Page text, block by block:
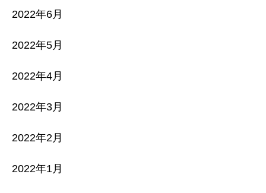
2022年6月
2022年5月
2022年4月
2022年3月
2022年2月
2022年1月